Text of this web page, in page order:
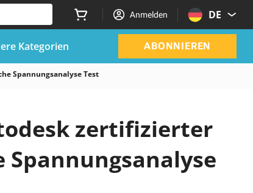
Anmelden DE
Kategorien ABONNIEREN
Spannungsanalyse Test
zertifizierter